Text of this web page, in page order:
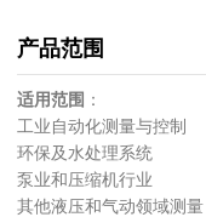
产品范围
适用范围 ：
工业自动化测
环保及水处
泵业和压缩
其他液压和气